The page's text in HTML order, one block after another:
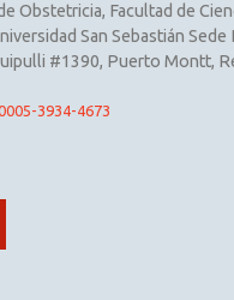
Obstetricia, Facultad de
San Sebastián Sede
#1390, Puerto Montt,
3934-4673